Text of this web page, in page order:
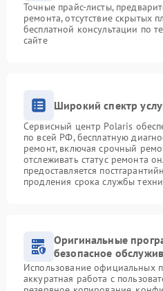
Точные прайс-листы,
ремонта, отсутствие скрытых
бесплатной консультации по
сайте
Широкий спектр
Сервисный центр Polaris
по всей РФ, бесплатную
ремонт, включая срочный
отслеживать статус ремонта
предоставляется
продления срока службы
Оригинальные
безопасное
Использование официальных
аккуратная работа с